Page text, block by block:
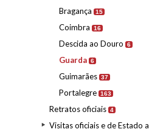
Bragança 15
Coimbra 16
Descida ao Douro 6
Guarda 6
Guimarães 37
Portalegre 163
Retratos oficiais 4
Visitas oficiais e de Estado a